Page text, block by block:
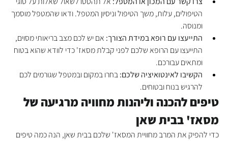
הטיפולים, עלות, משך הטיפול וניסיון המטפל. ודאו שהמטפל מוסמך
ומנוסה.
התייעצו עם רופא במידת הצורך: אם יש לכם מצב בריאותי מסוים,
התייעצו עם הרופא שלכם לפני קבלת מסאז' כדי לוודא שהוא בטוח
ומתאים עבורכם.
הקשיבו לאינטואיציה שלכם: בחרו במקום ובמטפל שגורמים לכם
להרגיש בנוח ובטוחים.
טיפים להכנה וליהנות מחוויה מרגיעה של
מסאז' בבית שאן
כדי להפיק את המרב מחוויית המסאז' שלכם בבית שאן, הנה כמה טיפים